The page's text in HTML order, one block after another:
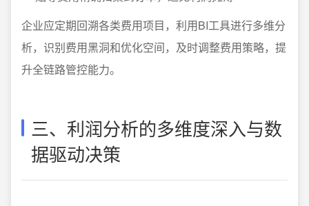
企业应定期回溯各类费用项目，利用BI工具进行多维分
析，识别费用黑洞和优化空间，及时调整费用策略，提
升全链路管控能力。
三、利润分析的多维度深入与数
据驱动决策